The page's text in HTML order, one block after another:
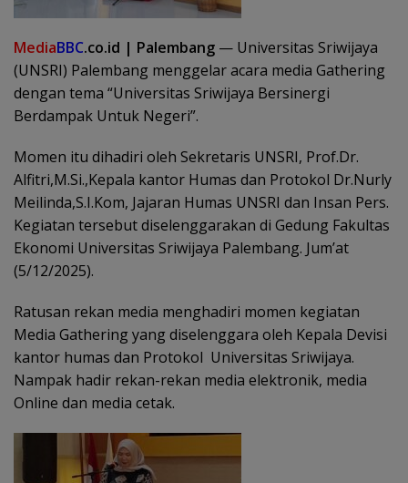
MediaBBC.co.id | Palembang — Universitas Sriwijaya
(UNSRI) Palembang menggelar acara media Gathering
dengan tema “Universitas Sriwijaya Bersinergi
Berdampak Untuk Negeri”.
Momen itu dihadiri oleh Sekretaris UNSRI, Prof.Dr.
Alfitri,M.Si.,Kepala kantor Humas dan Protokol Dr.Nurly
Meilinda,S.I.Kom, Jajaran Humas UNSRI dan Insan Pers.
Kegiatan tersebut diselenggarakan di Gedung Fakultas
Ekonomi Universitas Sriwijaya Palembang. Jum’at
(5/12/2025).
Ratusan rekan media menghadiri momen kegiatan
Media Gathering yang diselenggara oleh Kepala Devisi
kantor humas dan Protokol Universitas Sriwijaya.
Nampak hadir rekan-rekan media elektronik, media
Online dan media cetak.